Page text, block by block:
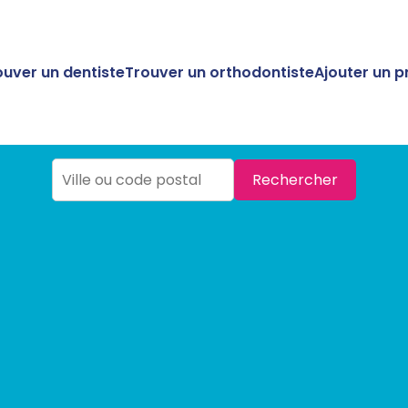
un dentisteTrouver un orthodontisteAjouter un
Rechercher